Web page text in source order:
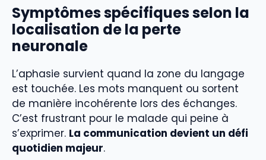
Symptômes spécifiques selon la
localisation de la perte
neuronale
L’aphasie survient quand la zone du langage
est touchée. Les mots manquent ou sortent
de manière incohérente lors des échanges.
C’est frustrant pour le malade qui peine à
s’exprimer. La communication devient un défi
quotidien majeur.